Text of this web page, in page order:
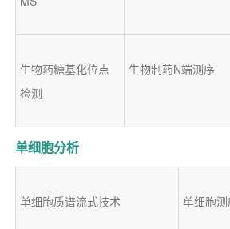
生物药糖基化位点
检测
生物制药N端测序
单细胞分析
单细胞质谱流式技术 单细胞